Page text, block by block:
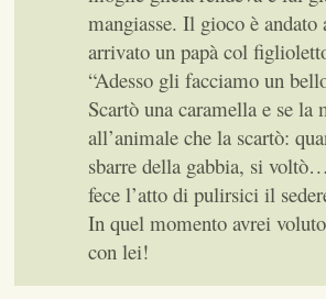
mangiasse. Il gioco è
arrivato un papà col
“Adesso gli facciamo un
Scartò una caramella e se
all’animale che la scartò:
sbarre della gabbia, si
fece l’atto di pulirsici il
In quel momento avrei
con lei!